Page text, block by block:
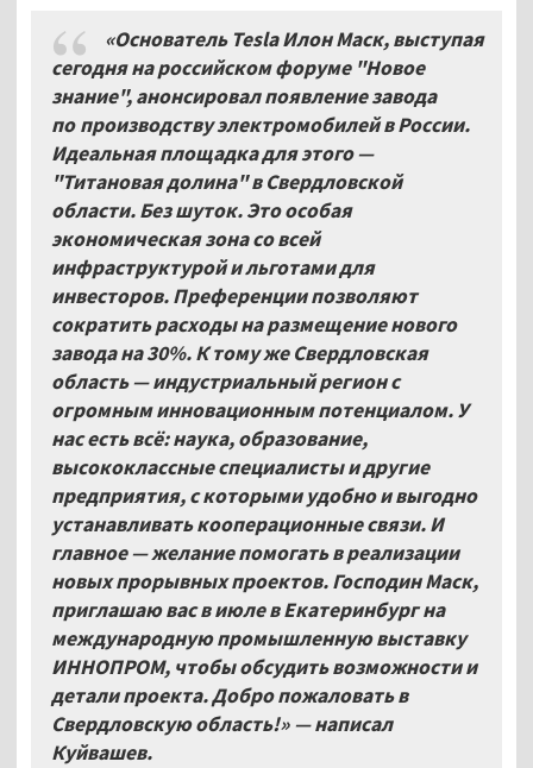
«Основатель Tesla Илон Маск, выступая
сегодня на российском форуме "Новое
знание", анонсировал появление завода
по производству электромобилей в России.
Идеальная площадка для этого —
"Титановая долина" в Свердловской
области. Без шуток. Это особая
экономическая зона со всей
инфраструктурой и льготами для
инвесторов. Преференции позволяют
сократить расходы на размещение нового
завода на 30%. К тому же Свердловская
область — индустриальный регион с
огромным инновационным потенциалом. У
нас есть всё: наука, образование,
высококлассные специалисты и другие
предприятия, с которыми удобно и выгодно
устанавливать кооперационные связи. И
главное — желание помогать в реализации
новых прорывных проектов. Господин Маск,
приглашаю вас в июле в Екатеринбург на
международную промышленную выставку
ИННОПРОМ, чтобы обсудить возможности и
детали проекта. Добро пожаловать в
Свердловскую область!» — написал
Куйвашев.